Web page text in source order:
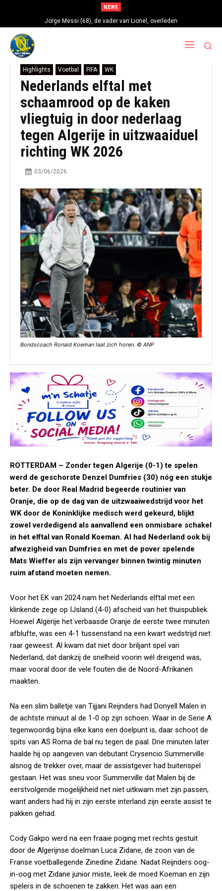
NEWS
Jorge Messi (68), de vader van Lionel, overleden
Highlights Voetbal FIFA WK
Nederlands elftal met
schaamrood op de kaken
vliegtuig in door nederlaag
tegen Algerije in uitzwaaiduel
richting WK 2026
03/06/2026
Bondscoach Ronald Koeman laat zich horen. © ANP
ROTTERDAM – Zonder tegen Algerije (0-1) te spelen
werd de geschorste Denzel Dumfries (30) nóg een stukje
beter. De door Real Madrid begeerde routinier van
Oranje, die op de dag van de uitzwaaiwedstrijd voor het
WK door de Koninklijke medisch werd gekeurd, blijkt
zowel verdedigend als aanvallend een onmisbare schakel
in het elftal van Ronald Koeman. Al had Nederland ook bij
afwezigheid van Dumfries en met de pover spelende
Mats Wieffer als zijn vervanger binnen twintig minuten
ruim afstand moeten nemen.
Voor het EK van 2024 nam het Nederlands elftal met een
klinkende zege op IJsland (4-0) afscheid van het thuispubliek.
Hoewel Algerije het verbaasde Oranje de eerste twee minuten
afblufte, was een 4-1 tussenstand na een kwart wedstrijd niet
raar geweest. Al kwam dat niet door briljant spel van
Nederland, dat dankzij de snelheid voorin wél dreigend was,
maar vooral door de vele fouten die de Noord-Afrikanen
maakten.
Na een slim balletje van Tijjani Reijnders had Donyell Malen in
de achtste minuut al de 1-0 op zijn schoen. Waar in de Serie A
tegenwoordig bijna elke kans een doelpunt is, daar schoot de
spits van AS Roma de bal nu tegen de paal. Drie minuten later
haalde hij op aangeven van debutant Crysencio Summerville
alsnog de trekker over, maar de assistgever had buitenspel
gestaan. Het was sneu voor Summerville dat Malen bij de
eerstvolgende mogelijkheid net niet uitkwam met zijn passen,
want anders had hij in zijn eerste interland zijn eerste assist te
pakken gehad.
Cody Gakpo werd na een fraaie poging met rechts gestuit
door de Algerijnse doelman Luca Zidane, de zoon van de
Franse voetballegende Zinedine Zidane. Nadat Reijnders oog-
in-oog met Zidane junior miste, leek de moed Koeman en zijn
spelers in de schoenen te zakken. Het was aan een